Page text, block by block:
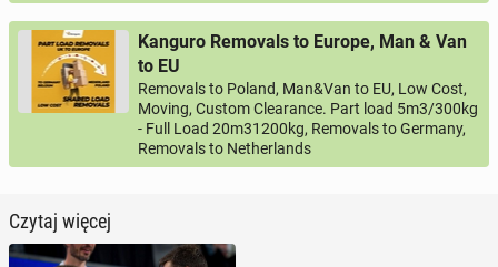
Kanguro Removals to Europe, Man & Van
to EU
Removals to Poland, Man&Van to EU, Low Cost,
Moving, Custom Clearance. Part load 5m3/300kg
- Full Load 20m31200kg, Removals to Germany,
Removals to Netherlands
Czytaj więcej